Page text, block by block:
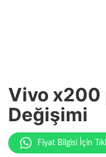
Vivo x200
Değişimi
Fiyat Bilgisi İçin